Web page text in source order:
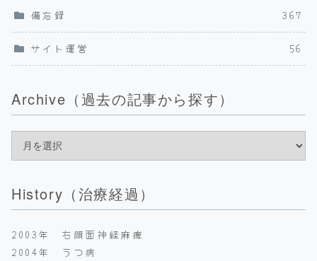
備忘録 367
サイト運営 56
Archive（過去の記事から探す）
History（治療経過）
2003年 右顔面神経麻痺
2004年 うつ病